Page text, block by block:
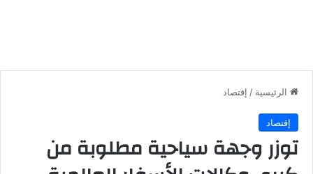
الرئيسية / إقتصاد
إقتصاد
توزر وجهة سياحية مطلوبة من